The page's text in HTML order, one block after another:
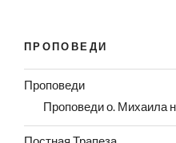
ПРОПОВЕДИ
Проповеди
Проповеди о. Михаила